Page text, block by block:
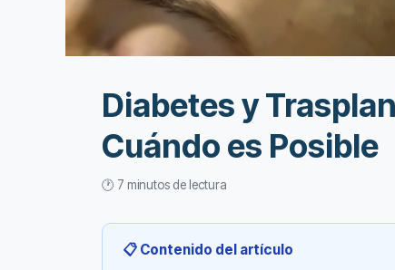
Diabetes y
Cuándo es Posible
🕐 7 minutos de lectura
📋 Contenido del artículo